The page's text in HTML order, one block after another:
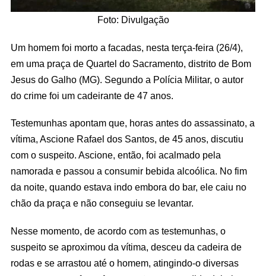
Foto: Divulgação
Um homem foi morto a facadas, nesta terça-feira (26/4),
em uma praça de Quartel do Sacramento, distrito de Bom
Jesus do Galho (MG). Segundo a Polícia Militar, o autor
do crime foi um cadeirante de 47 anos.
Testemunhas apontam que, horas antes do assassinato, a
vítima, Ascione Rafael dos Santos, de 45 anos, discutiu
com o suspeito. Ascione, então, foi acalmado pela
namorada e passou a consumir bebida alcoólica. No fim
da noite, quando estava indo embora do bar, ele caiu no
chão da praça e não conseguiu se levantar.
Nesse momento, de acordo com as testemunhas, o
suspeito se aproximou da vítima, desceu da cadeira de
rodas e se arrastou até o homem, atingindo-o diversas